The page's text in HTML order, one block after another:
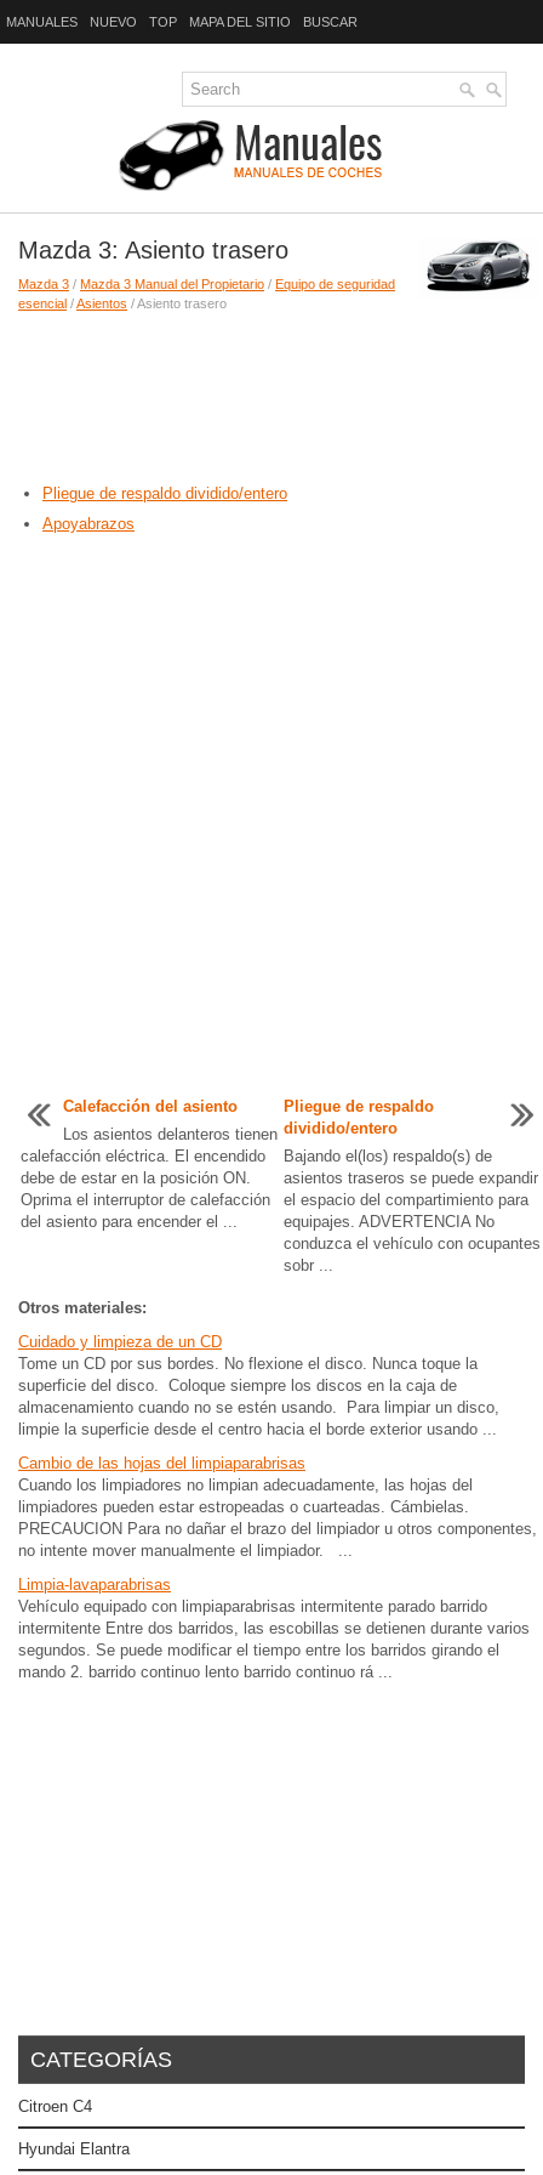
MANUALES NUEVO TOP MAPA DEL SITIO BUSCAR
Mazda 3: Asiento trasero
Mazda 3 / Mazda 3 Manual del Propietario / Equipo de seguridad
esencial /Asientos / Asiento trasero
Pliegue de respaldo dividido/entero
Apoyabrazos
Calefacción del asiento
Los asientos delanteros tienen
calefacción eléctrica. El encendido
debe de estar en la posición ON.
Oprima el interruptor de calefacción
del asiento para encender el ...
Pliegue de respaldo
dividido/entero
Bajando el(los) respaldo(s) de
asientos traseros se puede expandir
el espacio del compartimiento para
equipajes. ADVERTENCIA No
conduzca el vehículo con ocupantes
sobr ...
Otros materiales:
Cuidado y limpieza de un CD
Tome un CD por sus bordes. No flexione el disco. Nunca toque la
superficie del disco. Coloque siempre los discos en la caja de
almacenamiento cuando no se estén usando. Para limpiar un disco,
limpie la superficie desde el centro hacia el borde exterior usando ...
Cambio de las hojas del limpiaparabrisas
Cuando los limpiadores no limpian adecuadamente, las hojas del
limpiadores pueden estar estropeadas o cuarteadas. Cámbielas.
PRECAUCION Para no dañar el brazo del limpiador u otros componentes,
no intente mover manualmente el limpiador. ...
Limpia-lavaparabrisas
Vehículo equipado con limpiaparabrisas intermitente parado barrido
intermitente Entre dos barridos, las escobillas se detienen durante varios
segundos. Se puede modificar el tiempo entre los barridos girando el
mando 2. barrido continuo lento barrido continuo rá ...
CATEGORÍAS
Citroen C4
Hyundai Elantra